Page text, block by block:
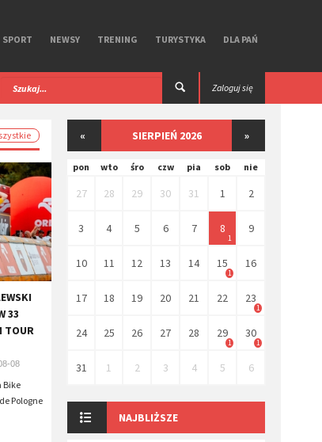
SPORT NEWSY TRENING TURYSTYKA DLA PAŃ
Test
Premierowy, symbiotyczny zestaw R
Ekoi.
Zaloguj się
33
TOUR
08
Bike
Pologne
« SIERPIEŃ 2026 »
pon wto śro czw pia sob nie
27 28 29 30 31 1 2
3 4 5 6 7 8
1
9
10 11 12 13 14 15
1
16
17 18 19 20 21 22 23
1
24 25 26 27 28 29
1
30
1
31 1 2 3 4 5 6
NAJBLIŻSZE